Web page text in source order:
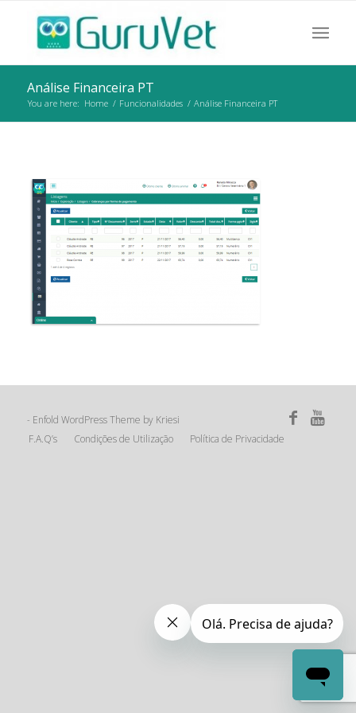
Análise Financeira PT
You are here: Home / Funcionalidades / Análise Financeira PT
- Enfold WordPress Theme by Kriesi
F.A.Q’s
Condições de Utilização Política de Privacidade